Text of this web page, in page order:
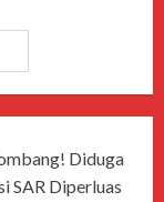
Diduga
SAR Diperluas